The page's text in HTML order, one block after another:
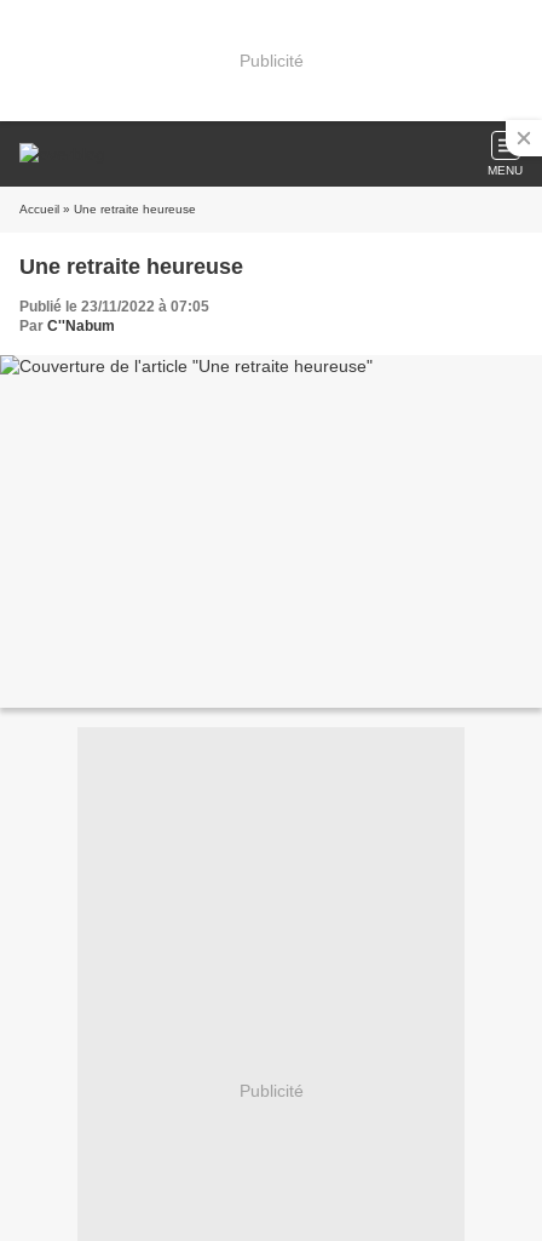
Publicité
MENU
Accueil » Une retraite heureuse
Une retraite heureuse
Publié le 23/11/2022 à 07:05
Par C''Nabum
Publicité